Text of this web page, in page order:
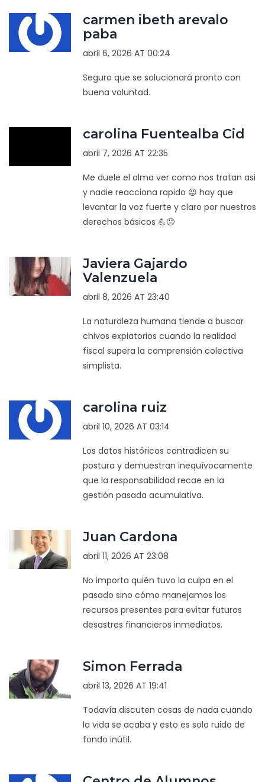
carmen ibeth arevalo
paba
abril 6, 2026 AT 00:24
Seguro que se solucionará pronto con
buena voluntad.
carolina Fuentealba Cid
abril 7, 2026 AT 22:35
Me duele el alma ver como nos tratan asi
y nadie reacciona rapido 😡 hay que
levantar la voz fuerte y claro por nuestros
derechos básicos 💪😠
Javiera Gajardo
Valenzuela
abril 8, 2026 AT 23:40
La naturaleza humana tiende a buscar
chivos expiatorios cuando la realidad
fiscal supera la comprensión colectiva
simplista.
carolina ruiz
abril 10, 2026 AT 03:14
Los datos históricos contradicen su
postura y demuestran inequívocamente
que la responsabilidad recae en la
gestión pasada acumulativa.
Juan Cardona
abril 11, 2026 AT 23:08
No importa quién tuvo la culpa en el
pasado sino cómo manejamos los
recursos presentes para evitar futuros
desastres financieros inmediatos.
Simon Ferrada
abril 13, 2026 AT 19:41
Todavía discuten cosas de nada cuando
la vida se acaba y esto es solo ruido de
fondo inútil.